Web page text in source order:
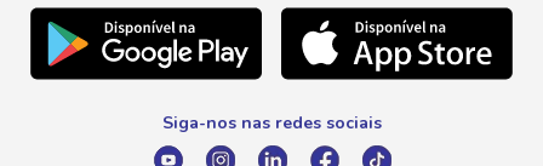
Natal
Promoção Fim de Ano
Telefone
0800 016 6680
Siga-nos nas redes sociais